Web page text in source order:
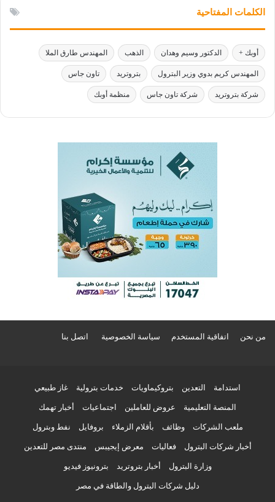
الكلمات المفتاحية
أوبك + الدكتور وسيم وهدان الذهب المهندس طارق الملا
المهندس كريم بدوي وزير البترول بتروتريد تاون جاس
شركة بتروتريد شركة تاون جاس منظمة أوبك
من نحن اتفاقية المستخدم سياسة الخصوصية اتصل بنا
استدامة التعدين بتروكيماويات خدمات بترولية غاز طبيعي
المنصة التعليمية عروض للعاملين اجتماعيات أخبار تهمك
ملعب الشركات وظائف بأقلام الزملاء بروفايل نفط وبترول
أخبار شركات البترول فعاليات معرض إيجيبس منتدى مصر للتعدين
وزارة البترول أخبار بتروتريد بترونيوز فيديو
دليل شركات البترول والطاقة في مصر